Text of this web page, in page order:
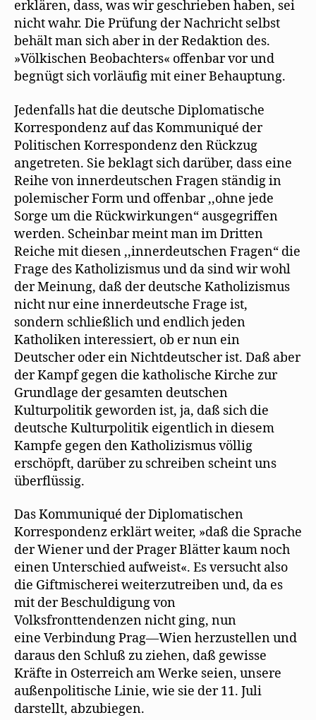
erklären, dass, was wir geschrieben haben, sei
nicht wahr. Die Prüfung der Nachricht selbst
behält man sich aber in der Redaktion des.
»Völkischen Beobachters« offenbar vor und
begnügt sich vorläufig mit einer Behauptung.
Jedenfalls hat die deutsche Diplomatische
Korrespondenz auf das Kommuniqué der
Politischen Korrespondenz den Rückzug
angetreten. Sie beklagt sich darüber, dass eine
Reihe von innerdeutschen Fragen ständig in
polemischer Form und offenbar ,,ohne jede
Sorge um die Rückwirkungen“ ausgegriffen
werden. Scheinbar meint man im Dritten
Reiche mit diesen ,,innerdeutschen Fragen“ die
Frage des Katholizismus und da sind wir wohl
der Meinung, daß der deutsche Katholizismus
nicht nur eine innerdeutsche Frage ist,
sondern schließlich und endlich jeden
Katholiken interessiert, ob er nun ein
Deutscher oder ein Nichtdeutscher ist. Daß aber
der Kampf gegen die katholische Kirche zur
Grundlage der gesamten deutschen
Kulturpolitik geworden ist, ja, daß sich die
deutsche Kulturpolitik eigentlich in diesem
Kampfe gegen den Katholizismus völlig
erschöpft, darüber zu schreiben scheint uns
überflüssig.
Das Kommuniqué der Diplomatischen
Korrespondenz erklärt weiter, »daß die Sprache
der Wiener und der Prager Blätter kaum noch
einen Unterschied aufweist«. Es versucht also
die Giftmischerei weiterzutreiben und, da es
mit der Beschuldigung von
Volksfronttendenzen nicht ging, nun
eine Verbindung Prag—Wien herzustellen und
daraus den Schluß zu ziehen, daß gewisse
Kräfte in Osterreich am Werke seien, unsere
außenpolitische Linie, wie sie der 11. Juli
darstellt, abzubiegen.